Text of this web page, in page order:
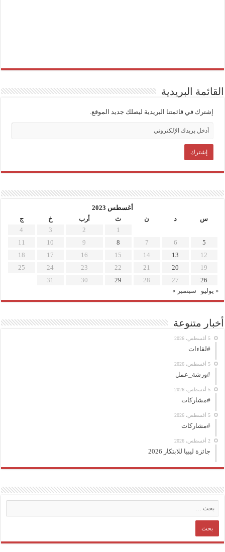
القائمة البريدية
إشترك في قائمتنا البريدية ليصلك جديد الموقع.
أغسطس 2023
س
د ن ث أرب خ
ج
1
2
3
4
5
6
7
8
9
10
11
12
13
14
15
16
17
18
19
20
21
22
23
24
25
26
27
28
29
30
31
« يوليو
سبتمبر »
أخبار متنوعة
5 أغسطس، 2026
#لقاءات
5 أغسطس، 2026
#ورشة_عمل
5 أغسطس، 2026
#مشاركات
5 أغسطس، 2026
#مشاركات
2 أغسطس، 2026
جائزة ليبيا للابتكار 2026